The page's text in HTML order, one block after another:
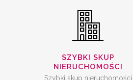
SZYBKI SKUP
NIERUCHOMOŚCI
Szybki skup nieruchomości
NIERUCHOMOŚCI
ZA GOTÓWKĘ